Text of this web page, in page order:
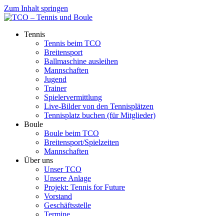
Zum Inhalt springen
Tennis
Tennis beim TCO
Breitensport
Ballmaschine ausleihen
Mannschaften
Jugend
Trainer
Spielervermittlung
Live-Bilder von den Tennisplätzen
Tennisplatz buchen (für Mitglieder)
Boule
Boule beim TCO
Breitensport/Spielzeiten
Mannschaften
Über uns
Unser TCO
Unsere Anlage
Projekt: Tennis for Future
Vorstand
Geschäftsstelle
Termine